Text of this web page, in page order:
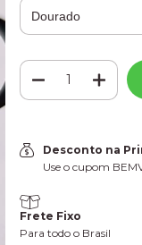
Desconto na
Use o cupom
Frete Fixo
Para todo o Brasil